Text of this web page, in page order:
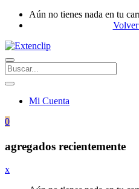
Aún no tienes nada en tu
Mi Cuenta
0
agregados recientemente
x